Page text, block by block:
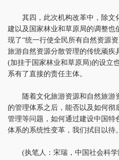
其四，此次机构改革中，除文
建以及国家林业和草原局的调整也
现了“统一行使全民所有自然资源
旅游自然资源分散管理的传统顽疾
(加挂于国家林业和草原局)的设立
系有了直接的责任主体。
随着文化旅游资源和自然旅游
的管理体系之后，能否以及如何彻
管理等问题，如何通过建设中国特
体系的系统性变革，我们拭目以待。
(执笔人：宋瑞，中国社会科学